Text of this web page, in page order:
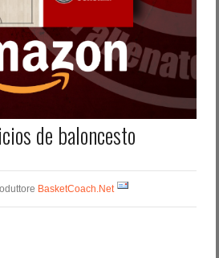
de baloncesto
BasketCoach.Net